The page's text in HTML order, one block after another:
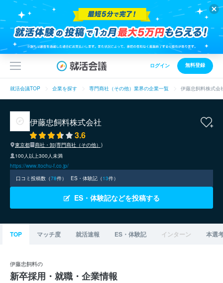
ログイン 無料登録
就活会議TOP 企業を探す 専門商社（その他）業界の企業一覧 伊藤忠飼料株式会
伊藤忠飼料株式会社
3.6
東京都
商社・卸(専門商社（その他）)
100人以上300人未満
https://www.itochu-f.co.jp/
口コミ投稿数（78件） ES・体験記（13件）
ES・体験記などを投稿する
TOP マッチ度 就活速報 ES・体験記 インターン 本選
伊藤忠飼料の
新卒採用・就職・企業情報